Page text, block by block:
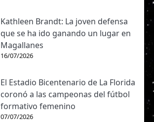
Kathleen Brandt: La joven defensa
que se ha ido ganando un lugar en
Magallanes
16/07/2026
El Estadio Bicentenario de La Florida
coronó a las campeonas del fútbol
formativo femenino
07/07/2026